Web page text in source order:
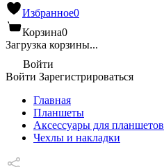
Избранное0
Корзина0
Загрузка корзины...
Войти
Войти Зарегистрироваться
Главная
Планшеты
Аксессуары для планшетов
Чехлы и накладки